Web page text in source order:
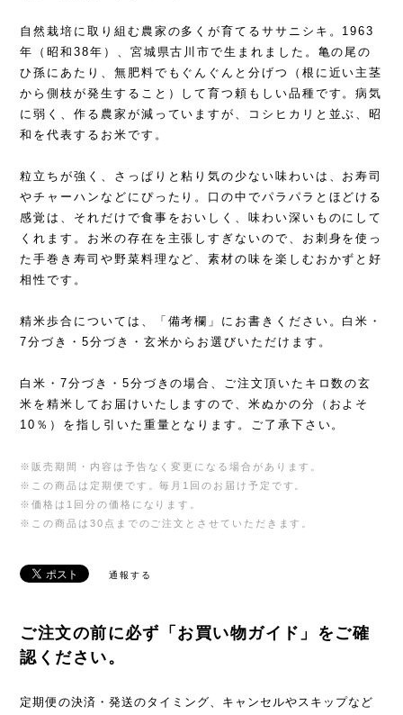
自然栽培に取り組む農家の多くが育てるササニシキ。1963
年（昭和38年）、宮城県古川市で生まれました。亀の尾の
ひ孫にあたり、無肥料でもぐんぐんと分げつ（根に近い主茎
から側枝が発生すること）して育つ頼もしい品種です。病気
に弱く、作る農家が減っていますが、コシヒカリと並ぶ、昭
和を代表するお米です。
粒立ちが強く、さっぱりと粘り気の少ない味わいは、お寿司
やチャーハンなどにぴったり。口の中でパラパラとほどける
感覚は、それだけで食事をおいしく、味わい深いものにして
くれます。お米の存在を主張しすぎないので、お刺身を使っ
た手巻き寿司や野菜料理など、素材の味を楽しむおかずと好
相性です。
精米歩合については、「備考欄」にお書きください。白米・
7分づき・5分づき・玄米からお選びいただけます。
白米・7分づき・5分づきの場合、ご注文頂いたキロ数の玄
米を精米してお届けいたしますので、米ぬかの分（およそ
10％）を指し引いた重量となります。ご了承下さい。
※販売期間・内容は予告なく変更になる場合があります。
※この商品は定期便です。毎月1回のお届け予定です。
※価格は1回分の価格になります。
※この商品は30点までのご注文とさせていただきます。
通報する
ご注文の前に必ず「お買い物ガイド」をご確
認ください。
定期便の決済・発送のタイミング、キャンセルやスキップなど